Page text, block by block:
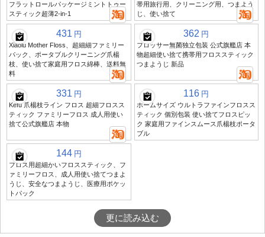
フラットロールパッケージミントトゥー
スティック超薄2-in-1
帯用旅行用、クリーニング用、つまよう
じ、使い捨て
431 円
Xiaolu Mother Floss、超細細ファミリー
パック、ポータブルクリーニング爪楊
枝、使い捨て家庭用フロス綿棒、送料無
料
362 円
フロッサー無菌独立包装 公式旗艦店 本
物超細使い捨て携帯用フロススティック
つまようじ 新品
331 円
Kefu 爪楊枝ライン フロス 超細フロスス
ティック ファミリーフロス 成人用使い
捨て公式旗艦店 本物
116 円
ホームサイズ ウルトラファインフロスス
ティック 個別包装 使い捨てフロスピッ
ク 家庭用ファインスムース爪楊枝ポータ
ブル
144 円
フロス用超細かいフロススティック、フ
ァミリーフロス、成人用使い捨てつまよ
うじ、安全なつまようじ、医療用ポケッ
トパック
更に読み込む